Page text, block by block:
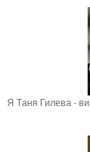
Я Таня Гилева -